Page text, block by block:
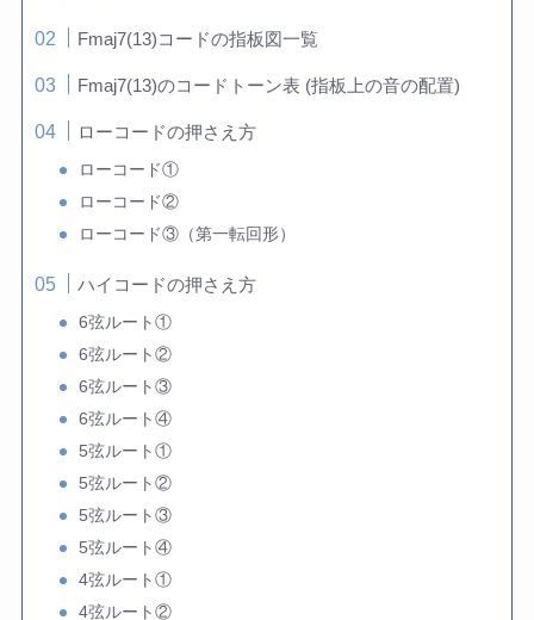
Fmaj7(13)コードの指板図一覧
Fmaj7(13)のコードトーン表 (指板上の音の配置)
ローコードの押さえ方
ローコード①
ローコード②
ローコード③（第一転回形）
ハイコードの押さえ方
6弦ルート①
6弦ルート②
6弦ルート③
6弦ルート④
5弦ルート①
5弦ルート②
5弦ルート③
5弦ルート④
4弦ルート①
4弦ルート②